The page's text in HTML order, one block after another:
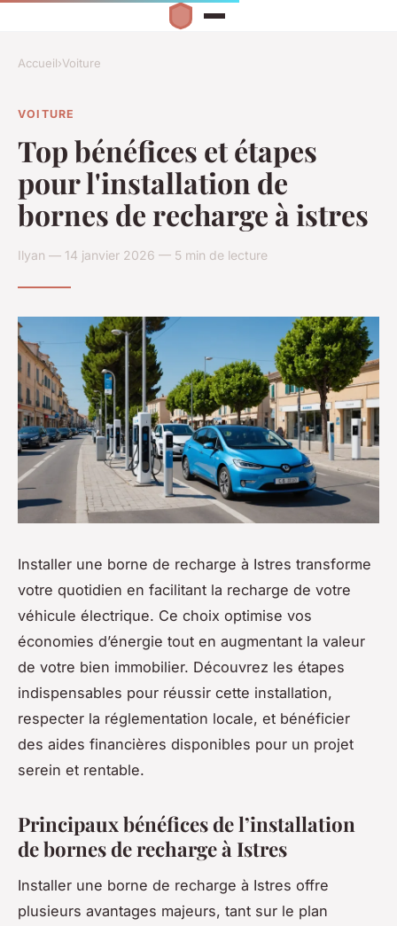
Accueil›Voiture
VOITURE
Top bénéfices et étapes
pour l'installation de
bornes de recharge à istres
Ilyan — 14 janvier 2026 — 5 min de lecture
Installer une borne de recharge à Istres transforme
votre quotidien en facilitant la recharge de votre
véhicule électrique. Ce choix optimise vos
économies d’énergie tout en augmentant la valeur
de votre bien immobilier. Découvrez les étapes
indispensables pour réussir cette installation,
respecter la réglementation locale, et bénéficier
des aides financières disponibles pour un projet
serein et rentable.
Principaux bénéfices de l’installation
de bornes de recharge à Istres
Installer une borne de recharge à Istres offre
plusieurs avantages majeurs, tant sur le plan